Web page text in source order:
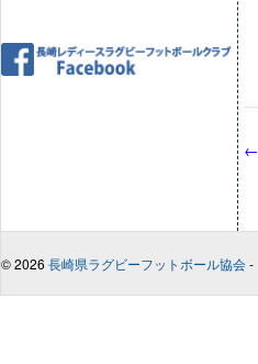
←
© 2026 長崎県ラグビーフットボール協会-